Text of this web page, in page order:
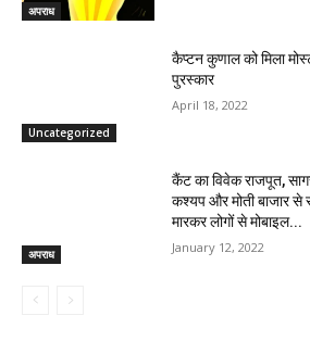
अपराध
Uncategorized
कैप्टन कुणाल को मिला
पुरस्कार
April 18, 2022
अपराध
कैंट का विवेक राजपूत,
कश्यप और मोती बाजार
मारकर लोगों से मोबाइल...
January 12, 2022